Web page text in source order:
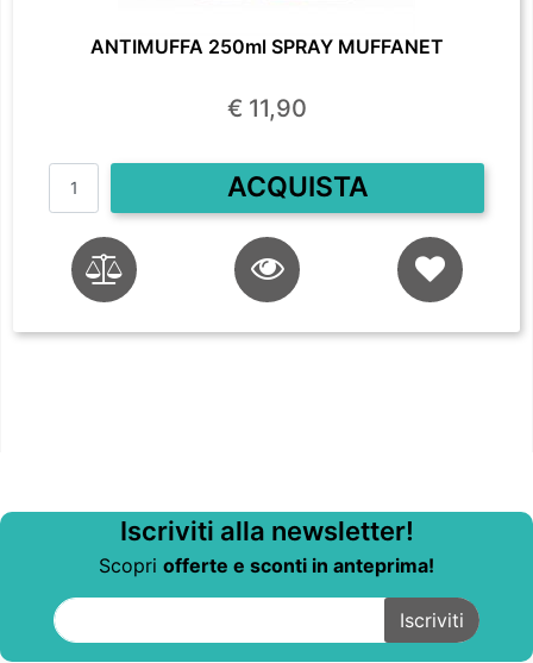
ANTIMUFFA 250ml SPRAY MUFFANET
€ 11,90
Quantità
ACQUISTA
Iscriviti alla newsletter!
Scopri offerte e sconti in anteprima!